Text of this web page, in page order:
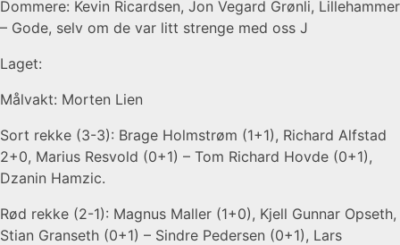
Dommere: Kevin Ricardsen, Jon Vegard Grønli, Lillehammer
– Gode, selv om de var litt strenge med oss J
Laget:
Målvakt: Morten Lien
Sort rekke (3-3): Brage Holmstrøm (1+1), Richard Alfstad
2+0, Marius Resvold (0+1) – Tom Richard Hovde (0+1),
Dzanin Hamzic.
Rød rekke (2-1): Magnus Maller (1+0), Kjell Gunnar Opseth,
Stian Granseth (0+1) – Sindre Pedersen (0+1), Lars